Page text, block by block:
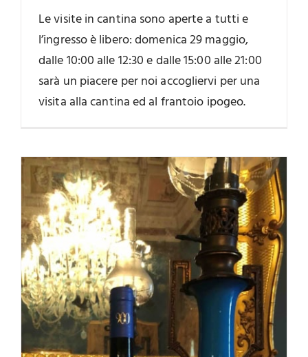
Le visite in cantina sono aperte a tutti e
l’ingresso è libero: domenica 29 maggio,
dalle 10:00 alle 12:30 e dalle 15:00 alle 21:00
sarà un piacere per noi accogliervi per una
visita alla cantina ed al frantoio ipogeo.